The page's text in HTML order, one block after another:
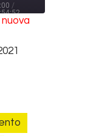
30 SECONDS
/
SHARE